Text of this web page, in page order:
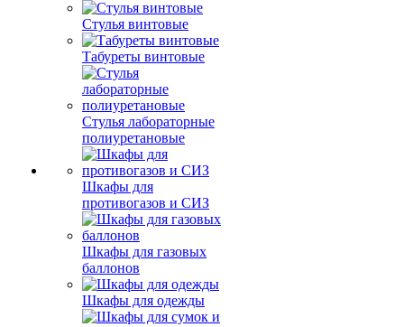
Стулья винтовые
Табуреты винтовые
Стулья лабораторные
полиуретановые
Шкафы для
противогазов и СИЗ
Шкафы для газовых
баллонов
Шкафы для одежды